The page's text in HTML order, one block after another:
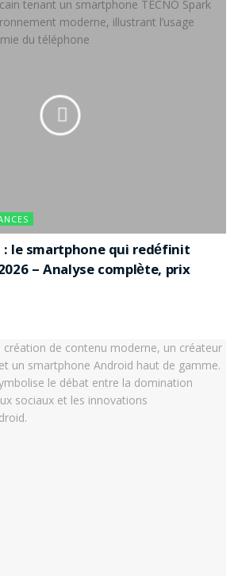
: le smartphone qui redéfinit
– Analyse complète, prix